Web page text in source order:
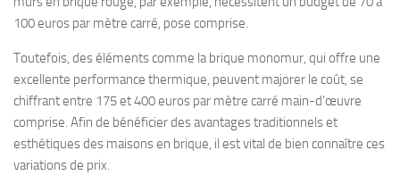
100 euros par mètre carré, pose comprise.
Toutefois, des éléments comme la brique monomur, qui offre une
excellente performance thermique, peuvent majorer le coût, se
chiffrant entre 175 et 400 euros par mètre carré main-d’œuvre
comprise. Afin de bénéficier des avantages traditionnels et
esthétiques des maisons en brique, il est vital de bien connaître ces
variations de prix.